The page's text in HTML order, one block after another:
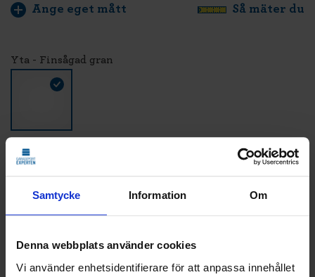
Samtycke Information Om
Denna webbplats använder cookies
Vi använder enhetsidentifierare för att anpassa innehållet
Ange eget mått Så mäter du
Yta - Finsågad gran
Färg - Grön - NCS S 6020-G30Y
STANDARDMONTAGE
Vi monterar och CE-märker din nya port.